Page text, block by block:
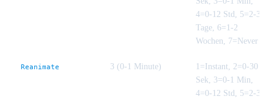
4=0-12 Std, 5=2-3
Tage, 6=1-2
Wochen, 7=Never
Reanimate 3 (0-1 Minute)
1=Instant, 2=0-30
Sek, 3=0-1 Min,
4=0-12 Std, 5=2-3